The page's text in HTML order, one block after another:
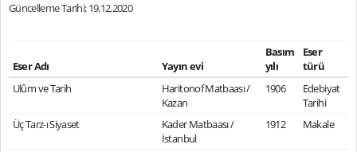
Güncelleme Tarihi: 19.12.2020
Eser Adı Yayın evi
Basım
yılı
Eser
türü
Ulûm ve Tarih
Haritonof Matbaası /
Kazan
1906
Edebiyat
Tarihi
Üç Tarz-ı Siyaset
Kader Matbaası /
İstanbul
1912 Makale